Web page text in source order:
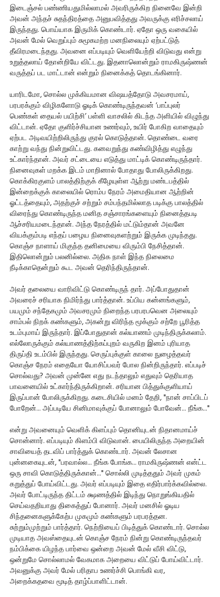
இடைஞ்சல் பண்ணியதுமில்லாமல் அவரிருக்கிற நினைவே இன்றி
அவன் அந்தச் சுதந்திரத்தை அனுபவித்தது அவருக்கு எரிச்சலாய்
இருந்தது. பொய்யாக இருமிக் கொண்டார். ஏதோ ஒரு வகையில்
அவன் மேல் வெறுப்பும் சுமூகமற்ற மனநிலையும் ஏற்பட்டுத்
தீவிரமடைந்தது. அவனை எப்படியும் வெளியேற்றி விடுவது என்று
உறுத்தலாய் தோன்றியே விட்டது. இதனாலொன்றும் ராமகிருஷ்ணன்
வருத்தப் பட மாட்டான் என்றும் நினைக்கத் தொடங்கினார்.
யாரிடமோ, சொல்ல முக்கியமான விஷயத்தோடு அவசரமாய்,
பரபரக்கும் விழிகளோடு ஓடிக் கொண்டிருந்தவன் ‘பாப்புலர்
பெண்கள் தையல் பயிற்சி’ பள்ளி வாசலில் கிடந்த அளியில் விழுந்து
விட்டான். ஏதோ குளிர்ச்சியான உணர்வும், உயிர் போகிற வாதையும்
ஏற்பட அடிவயிற்றிலிருந்து குரல் கொடுத்தான். தொண்டை வரை
காற்று வந்து நின்றுவிட்டது. கனவறுந்து கண்விழித்து எழுந்து
உட்கார்ந்தான். அவர் சட்டையை எடுத்து மாட்டிக் கொண்டிருந்தார்.
நினைவுகள் மறக்க இடம் மாறினால் போதாது போலிருக்கிறது.
கொக்கிரகுளம் பாலத்திற்குக் கீழேயுள்ள ஆற்று மண்டபத்தில்
இன்றைக்குக் காலையில் ரொம்ப நேரம் அமைதியான ஆற்றின்
ஓட்டத்தையும், அதற்குச் சற்றும் சம்பந்தமில்லாத படிக்கு பாலத்தில்
விரைந்து கொண்டிருந்த மனித சஞ்சாரங்களையும் நினைத்தபடி
ஆச்சரியமடைந்தான். அந்த நேரத்தில் மட்டும்தான் அவனே
வியக்கும்படி எந்தப் பழைய நினைவுகளற்றும் இருக்க முடிந்தது.
கொஞ்ச நாளாய் மிகுந்த தனிமையை விரும்பி நேசித்தான்.
இதிலொன்றும் பலனில்லை. அதிக நாள் இந்த நிலைமை
நீடிக்காதென்றும் கூட அவன் தெரிந்திருந்தான்.
அவர் தலையை வாரிவிட்டு கொண்டிருந் தார். அப்போதுதான்
அவரைச் சரியாக நிமிர்ந்து பார்த்தான். உப்பிய கன்னங்களும்,
பயமும் சந்தேகமும் அவசரமும் நிறைந்த பரபரபவென அலையும்
சாம்பல் நிறக் கண்களும், அகன்று விரிந்த மூக்கும் சற்றே பூரித்த
உடம்புமாய் இருந்தார். இப்போதுதான் கல்யாணம் முடிந்திருக்கலாம்.
எல்லோருக்கும் கல்யாணத்திற்கப்புறம் வருகிற இனம் புரியாத
திருப்தி உடம்பில் இருந்தது. செருப்புக்குள் காலை நுழைத்தவர்
கொஞ்ச நேரம் எதையோ யோசிப்பவர் போல நின்றிருந்தார். எப்படிச்
சொல்வது? அவன் முன்னே எது நடந்தாலும் எதுவும் தெரியாத
பாவனையில் உட்கார்ந்திருக்கிறான். சரியான பித்துக்குளியாய்
இருப்பான் போலிருக்கிறது. கடைசியில் மனம் தேறி, "நான் சாப்பிடப்
போறேன்... அப்படியே சினிமாவுக்குப் போனாலும் போவேன்... நீங்க..."
என்று அவனையும் வெளிக் கிளப்பும் தொனியுடன் நிதானமாய்ச்
சொன்னார். எப்படியும் கிளம்பி விடுவான். பையிலிருந்த அறையின்
சாவியைத் தடவிப் பார்த்துக் கொண்டார். அவன் லேசான
புன்னகையுடன், "பரவால்ல... நீங்க போங்க... ராமகிருஷ்ணன் என்ட்ட
ஒரு சாவி கொடுத்திருக்கான்..." சொல்லி முடித்ததும் அவர் முகம்
கறுத்துப் போய்விட்டது. அவர் எப்படியும் இதை எதிர்பார்க்கவில்லை.
அவர் போட்டிருந்த திட்டம் க்ஷணத்தில் இடிந்து நொறுங்கியதில்
செய்வதறியாது திகைத்துப் போனார். அவர் மனசில் ஓடிய
சிந்தனைகளுக்கேற்ப முகமும் கண்களும் பரபரத்தன.
சுற்றும்முற்றும் பார்த்தார். நெற்றியைப் பிடித்துக் கொண்டார். சொல்ல
முடியாத அவஸ்தையுடன் கொஞ்ச நேரம் நின்று கொண்டிருந்தவர்
நம்பிக்கை யிழந்த பார்வை ஒன்றை அவன் மேல் வீசி விட்டு,
ஒன்றுமே சொல்லாமல் வேகமாக அறையை விட்டுப் போய்விட்டார்.
அவனுக்கு அவர் மேல் பரிதாப உணர்ச்சி பொங்கி வர,
அறைக்கதவை மூடித் தாழ்ப்பாளிட்டான்.